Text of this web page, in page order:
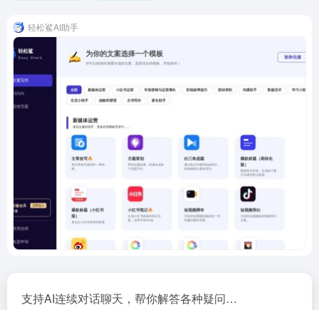
轻松鲨AI助手
支持AI连续对话聊天，帮你解答各种疑问…